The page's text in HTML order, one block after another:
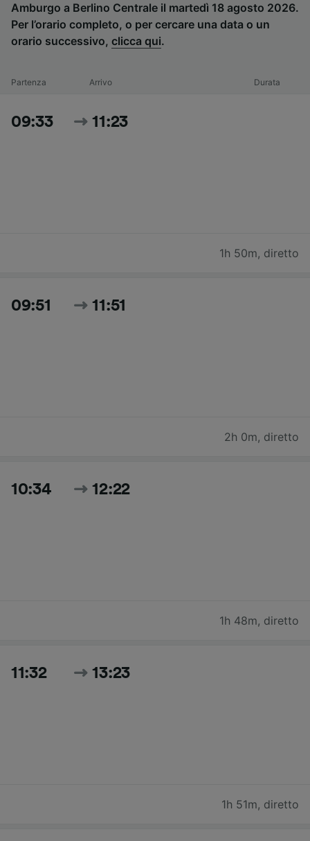
Amburgo a Berlino Centrale il martedì 18 agosto 2026.
Per l’orario completo, o per cercare una data o un
orario successivo, clicca qui.
Partenza Arrivo Durata
09:33 11:23
1h 50m, diretto
09:51 11:51
2h 0m, diretto
10:34 12:22
1h 48m, diretto
11:32 13:23
1h 51m, diretto